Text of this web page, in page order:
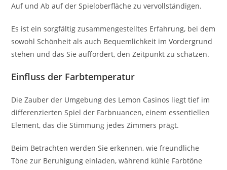
Auf und Ab auf der Spieloberfläche zu vervollständigen.
Es ist ein sorgfältig zusammengestelltes Erfahrung, bei dem
sowohl Schönheit als auch Bequemlichkeit im Vordergrund
stehen und das Sie auffordert, den Zeitpunkt zu schätzen.
Einfluss der Farbtemperatur
Die Zauber der Umgebung des Lemon Casinos liegt tief im
differenzierten Spiel der Farbnuancen, einem essentiellen
Element, das die Stimmung jedes Zimmers prägt.
Beim Betrachten werden Sie erkennen, wie freundliche
Töne zur Beruhigung einladen, während kühle Farbtöne